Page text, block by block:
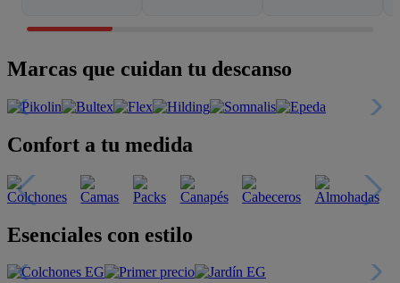
Marcas que cuidan tu descanso
Confort a tu medida
Esenciales con estilo